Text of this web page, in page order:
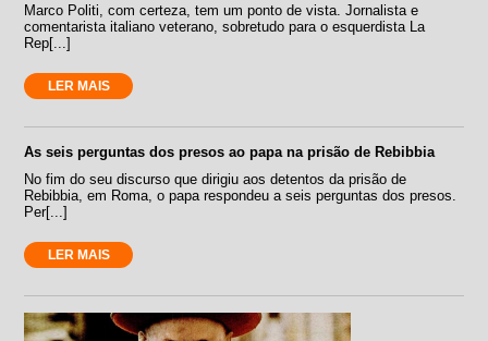
Marco Politi, com certeza, tem um ponto de vista. Jornalista e
comentarista italiano veterano, sobretudo para o esquerdista La
Rep[...]
LER MAIS
As seis perguntas dos presos ao papa na prisão de Rebibbia
No fim do seu discurso que dirigiu aos detentos da prisão de
Rebibbia, em Roma, o papa respondeu a seis perguntas dos presos.
Per[...]
LER MAIS